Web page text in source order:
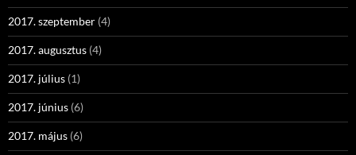
2017. szeptember (4)
2017. augusztus (4)
2017. július (1)
2017. június (6)
2017. május (6)